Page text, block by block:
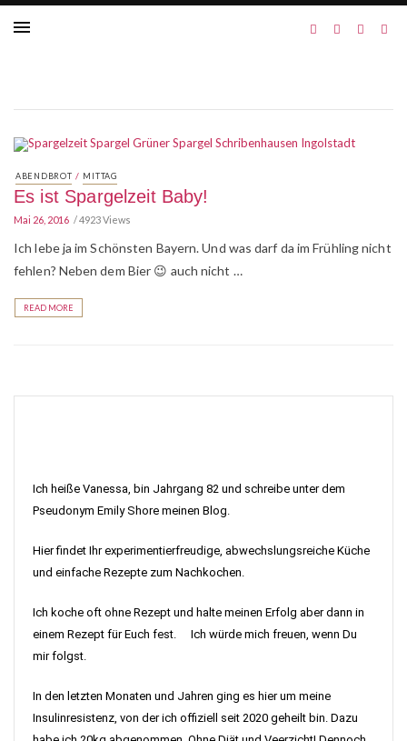
ABENDBROT / MITTAG
Es ist Spargelzeit Baby!
Mai 26, 2016 4923 Views
Ich lebe ja im Schönsten Bayern. Und was darf da im Frühling nicht
fehlen? Neben dem Bier 😉 auch nicht …
READ MORE
Ich heiße Vanessa, bin Jahrgang 82 und schreibe unter dem
Pseudonym Emily Shore meinen Blog.
Hier findet Ihr experimentierfreudige, abwechslungsreiche Küche
und einfache Rezepte zum Nachkochen.
Ich koche oft ohne Rezept und halte meinen Erfolg aber dann in
einem Rezept für Euch fest. Ich würde mich freuen, wenn Du
mir folgst.
In den letzten Monaten und Jahren ging es hier um meine
Insulinresistenz, von der ich offiziell seit 2020 geheilt bin. Dazu